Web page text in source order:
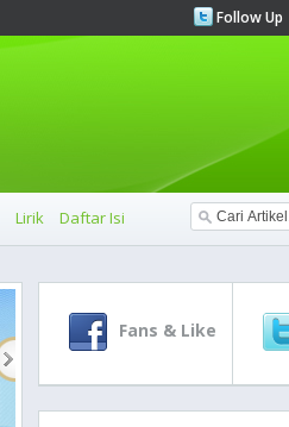
Follow Up
Lirik Daftar Isi
Fans & Like